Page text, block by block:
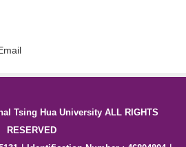
Tsing Hua University ALL RIGHTS
RESERVED